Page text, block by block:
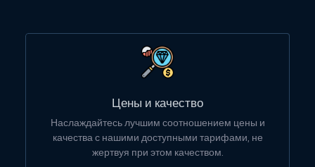
Интуитивно понятная панель управления
Управляйте всеми вашими потребностями в
хостинге с помощью нашей интуитивно понятной и
простой в использовании панели управления.